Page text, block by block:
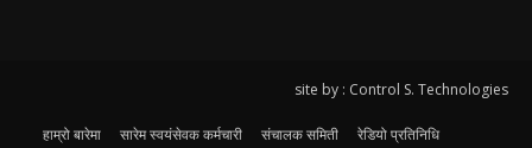
site by : Control S. Technologies
हाम्रो बारेमा सारेम स्वयंसेवक कर्मचारी संचालक समिती
रेडियो प्रतिनिधि